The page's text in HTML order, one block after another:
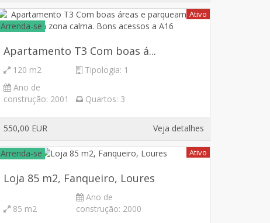
Ativo
Arrenda-se
Apartamento T3 Com boas á...
120 m2 Tipologia: 1
Ano de
construção: 2001 Quartos: 3
550,00 EUR Veja detalhes
Ativo
Arrenda-se
Loja 85 m2, Fanqueiro, Loures
85 m2
Ano de
construção: 2000